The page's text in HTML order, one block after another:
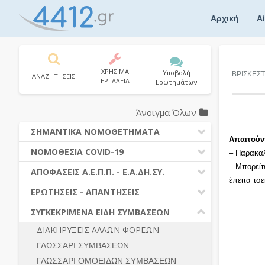
Αρχική
–
–
έπειτα
ΑΝΑΖΗΤΗΣΕΙΣ
ΧΡΗΣΙΜΑ
ΕΡΓΑΛΕΙΑ
Υποβολή
Ερωτημάτων
Άνοιγμα Όλων
ΣΗΜΑΝΤΙΚΑ ΝΟΜΟΘΕΤΗΜΑΤΑ
ΔΗΜΟΣΙΕΣ ΣΥΜΒΑΣΕΙΣ (Ν. 4412/2016)
ΔΗΜΟΤΙΚΟΣ ΚΩΔΙΚΑΣ (Ν.3463/2006)
ΚΑΛΛΙΚΡΑΤΗΣ (Ν.3852/2010)
ΝΟΜΟΘΕΣΙΑ - ΝΟΜΟΛΟΓΙΑ (ΣΥΝΟΛΟ)
ΝΟΜΟΘΕΣΙΑ COVID-19
ΝΟΜΟΘΕΣΙΑ - ΝΟΜΟΛΟΓΙΑ COVID -19
ΕΡΩΤΗΣΕΙΣ - ΑΠΑΝΤΗΣΕΙΣ
ΑΠΟΦΑΣΕΙΣ Α.Ε.Π.Π. - Ε.Α.ΔΗ.ΣΥ.
ΠΡΟΔΙΚΑΣΤΙΚΗ ΠΡΟΣΦΥΓΗ
ΓΕΝΙΚΟΙ ΚΑΝΟΝΕΣ
ΔΙΚΑΙΟΥΜΕΝΟΙ ΣΥΜΜΕΤΟΧΗΣ
ΠΡΟΣΦΟΡΕΣ – ΔΙΚΑΙΟΛΟΓΗΤΙΚΑ
ΣΥΜΜΕΤΟΧΗΣ
ΕΡΩΤΗΣΕΙΣ - ΑΠΑΝΤΗΣΕΙΣ
Ν. 4782/2021 - ΤΡΟΠΟΠΟΙΗΣΗ
4412/2016
ΔΙΕΞΑΓΩΓΗ ΔΙΑΔΙΚΑΣΙΑΣ
ΔΙΑΔΙΚΑΣΙΕΣ ΑΝΑΘΕΣΗΣ
ΣΥΓΚΕΚΡΙΜΕΝΑ ΕΙΔΗ ΣΥΜΒΑΣΕΩΝ
ΔΙΑΚΗΡΥΞΕΙΣ ΑΛΛΩΝ ΦΟΡΕΩΝ
ΓΛΩΣΣΑΡΙ ΣΥΜΒΑΣΕΩΝ
ΓΛΩΣΣΑΡΙ ΟΜΟΕΙΔΩΝ ΣΥΜΒΑΣΕΩΝ